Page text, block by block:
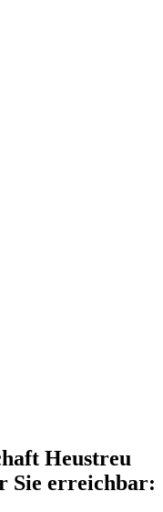
Heustreu
Sie erreichbar: